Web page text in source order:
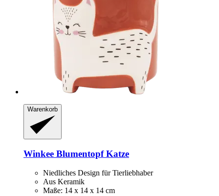
Warenkorb
Winkee Blumentopf Katze
Niedliches Design für Tierliebhaber
Aus Keramik
Maße: 14 x 14 x 14 cm